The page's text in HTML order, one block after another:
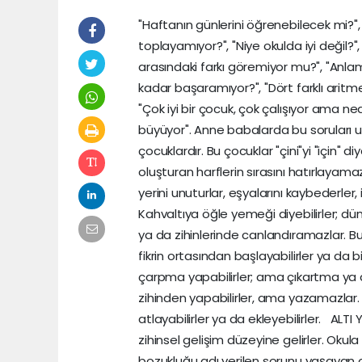
"Haftanın günlerini öğrenebilecek mi?", "Mars’ta yaşam üzerine konuşabiliyor, ama 2 ile 2’yi neden toplayamıyor?", "Niye okulda iyi değil?", "dede"yi neden "bebe" diye okuyor?", " b ve d harfleri arasındaki farkı göremiyor mu?", "Anlamını bildiği bu kelimeleri neden okuyamıyor?" "Neden aklı kadar başaramıyor?", "Dört farklı aritmetik probleminin hepsine birden neden aynı cevabı veriyor?", "Çok iyi bir çocuk, çok çalışıyor ama neden yapamıyor?", "Her yıl aynı noktada, sanki yalnızca yaşı büyüyor". Anne babalarda bu soruları uyandıran çocuk kimdir? Onlar okulda başarısız, ama zeki çocuklardır. Bu çocuklar "çini"yi "için" diye okurlar. 41’i 14 yazarlar, p’yi d, d’yi b yazarlar ve bir kelimeyi oluşturan harflerin sırasını hatırlayamazlar. Ödevlerini tahtadan alamazlar, kaybederler, kitaplarının yerini unuturlar, eşyalarını kaybederler, içinde bulundukları yılı, günü ve mevsimi ayırt edemezler. Kahvaltıya öğle yemeği diyebilirler; dün, bugün ve yarını karıştırabilirler. Gördüklerini hatırlayamazlar ya da zihinlerinde canlandıramazlar. Bu çocuklar sınıfta öğrenemezler. Bu çocuklar, bir cümle ya da fikrin ortasından başlayabilirler ya da bir cümlenin ortasında durabilirler. Bazı durumlarda toplama, çarpma yapabilirler; ama çıkartma ya da bölme yapamazlar. Kimi zamanda matematiği yalnızca zihinden yapabilirler, ama yazamazlar. Kelimeleri yüksek sesle okurken harfleri ve heceleri atlayabilirler ya da ekleyebilirler. ALTI YAŞINA GELEN tüm normal çocuklar artık bir eğitim alabilecek zihinsel gelişim düzeyine gelirler. Okula giderler ve ilk öğrendikleri şey okumaktır. Öğrenme bozukluğu adı verilen sorunu yaşayan çocuklarda ise bu hazırlık henüz tamamlanmamıştır. Öğrenmeye yardım eden zihinsel organizasyon bazı bakımlardan yeterli değildir. Okuyamazlar, yazamazlar, matematikte zorluklar yaşayabilirler; ancak zekâ düzeylerinde bir sorun yoktur. Bu çocuklar, özellikle öğrenme bozukluğunun tanınmadığı toplumlarda okulda ve ailelerinde "anlaşılamama" sorunu yaşarlar. Okuyamadıkları ya da yazamadıkları için zekâ düzeylerinden kuşku duyulur. Aileler paniğe kapılır, öğretmen öğretememenin sıkıntısını duyar ve giderek büyüyen bir sorunlar yumağıyla çoğunlukla herkes çocuğa yüklenir durur. Tabii bu yüklenme biraz boşadır, çünkü çocuğun bu farklı durumuna ilişkin pek bir şey bilinmiyordur. Yalnızca öğretmek vardır. Bu tablonun sergilendiği bir çocuk için bir doktor "nörolojik bir olgunlaşmamışlık" ya da "minimal beyin disfonksiyonu"; bir eğitimci "öğrenme bozukluğu" adlandırmalarını kullanır. Öğrenme bozukluğunun son yıllarda en çok kabul gören tanımı 1988 yılında ABD Ulusal Öğrenme Bozukluğu Birleşik Komitesi (NJCLD) tarafından yapılmıştır. Bu tanıma göre, "Öğrenme bozukluğu genel bir terimdir ve dinleme, konuşma, okuma, yazma, akıl yürütme ile matematik yeteneklerin kazanılmasında ve kullanılmasında önemli güçlüklerle kendini gösteren heterojen bir bozukluk grubudur". Bu bozuklukların bireyin yapısıyla ilgili olduğu ve merkezi sinir sistemindeki işleyiş bozukluğuna bağlı olduğu varsayılıyor. Ayrıca kendini idare etme, sosyal algılama ve sosyal etkileşim sorunları da birlikte görülebilir. Bu tanım, sorunun yaşla birlikte düzelmediğini ve öğrenme bozuklukları ile öğrenme sorunlarının farklı olduğunu vurgulamaktadır. Öğrenme bozukluğu, genel kapsamlı bir terim; çünkü, çok sayıda sorunu içeriyor. Örneğin, okuma sorunları için disleksi (dyslexia), yazı sorunları için disgrafi (disgraphia), matematik sorunları için diskalkuli (dyscalculia) terimleri kullanılıyor ve öğrenme bozukluğu bu sorunların tümünü içeriyor. Öğrenme sorunlarından diğer bir grup da hiperaktivite ve dikkat eksikliği bozukluğu gibi terimlerle adlandırılıyorlar. Öğrenme bozukluğunun ortaya çıkmasının tek bir nedeni yok. Doğum öncesi (yetersiz beslenme, annenin geçirdiği enfeksiyonlar, ilaç